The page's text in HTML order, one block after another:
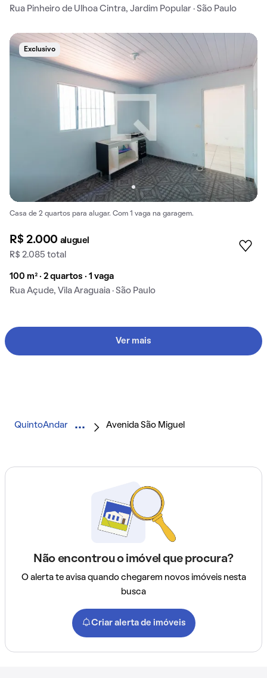
Rua Pinheiro de Ulhoa Cintra, Jardim Popular · São Paulo
Exclusivo
Casa de 2 quartos para alugar. Com 1 vaga na garagem.
R$ 2.000 aluguel
R$ 2.085 total
100 m² · 2 quartos · 1 vaga
Rua Açude, Vila Araguaia · São Paulo
Ver mais
QuintoAndar Avenida São Miguel
Não encontrou o imóvel que procura?
O alerta te avisa quando chegarem novos imóveis nesta
busca
Criar alerta de imóveis